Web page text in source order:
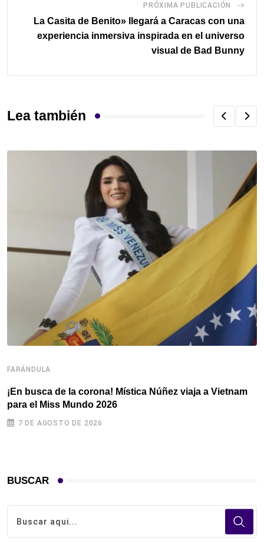
PRÓXIMA PUBLICACIÓN
La Casita de Benito» llegará a Caracas con una
experiencia inmersiva inspirada en el universo
visual de Bad Bunny
Lea también
FARÁNDULA
¡En busca de la corona! Mística Núñez viaja a Vietnam
para el Miss Mundo 2026
7 DE AGOSTO DE 2026
BUSCAR